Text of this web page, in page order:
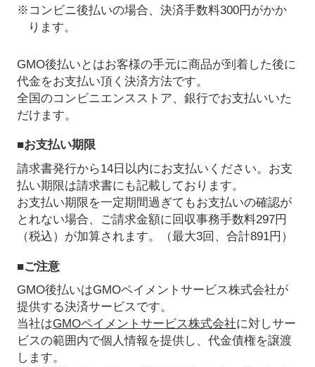
※コンビニ後払いの場合、決済手数料300円がかか
ります。
GMO後払いとはお客様の手元に商品が到着した後に
代金をお支払い頂く決済方法です。
全国のコンビニエンスストア、銀行でお支払いいた
だけます。
■お支払い期限
請求書発行から14日以内にお支払いください。お支
払い期限は請求書にも記載しております。
お支払い期限を一定期間過ぎてもお支払いの確認が
とれない場合、ご請求金額に回収事務手数料297円
（税込）が加算されます。（最大3回、合計891円）
■ご注意
GMO後払いはGMOペイメントサービス株式会社が
提供する決済サービスです。
当社はGMOペイメントサービス株式会社に対しサー
ビスの範囲内で個人情報を提供し、代金債権を譲渡
します。